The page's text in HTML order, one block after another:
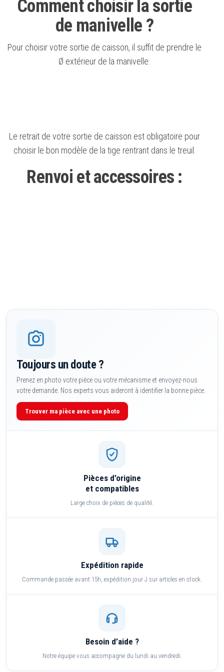
Comment choisir la sortie
de manivelle ?
Pour choisir votre sortie de caisson, il suffit de prendre le
Ø extérieur de la manivelle.
Le retrait de votre sortie de caisson est obligatoire pour
choisir le bon modèle de la tige rentrant dans le treuil.
Renvoi et accessoires :
Toujours un doute ?
Prenez en photo votre pièce ou votre mécanisme et envoyez-nous
votre demande. Nos experts vous aideront à identifier la bonne pièce.
Trouver ma pièce avec une photo
Pièces d’origine
et compatibles
Large choix de pièces de qualité.
Expédition rapide
Commande passée avant 15h, expédition jour J sur articles en stock.
Besoin d’aide ?
Notre équipe vous accompagne du lundi au vendredi.